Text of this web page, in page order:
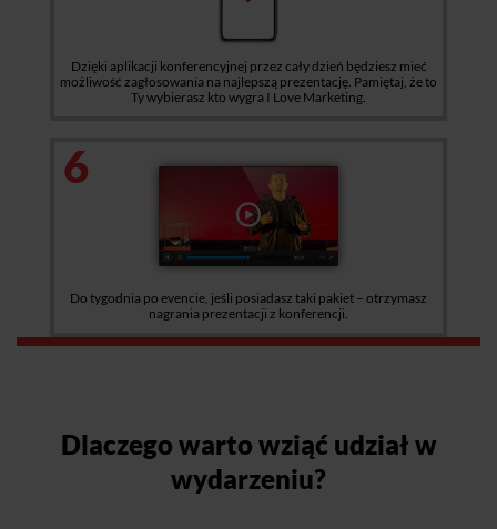
Dzięki aplikacji konferencyjnej przez cały dzień będziesz mieć
możliwość zagłosowania na najlepszą prezentację. Pamiętaj, że to
Ty wybierasz kto wygra I Love Marketing.
6
Do tygodnia po evencie, jeśli posiadasz taki pakiet – otrzymasz
nagrania prezentacji z konferencji.
Dlaczego warto wziąć udział w
wydarzeniu?